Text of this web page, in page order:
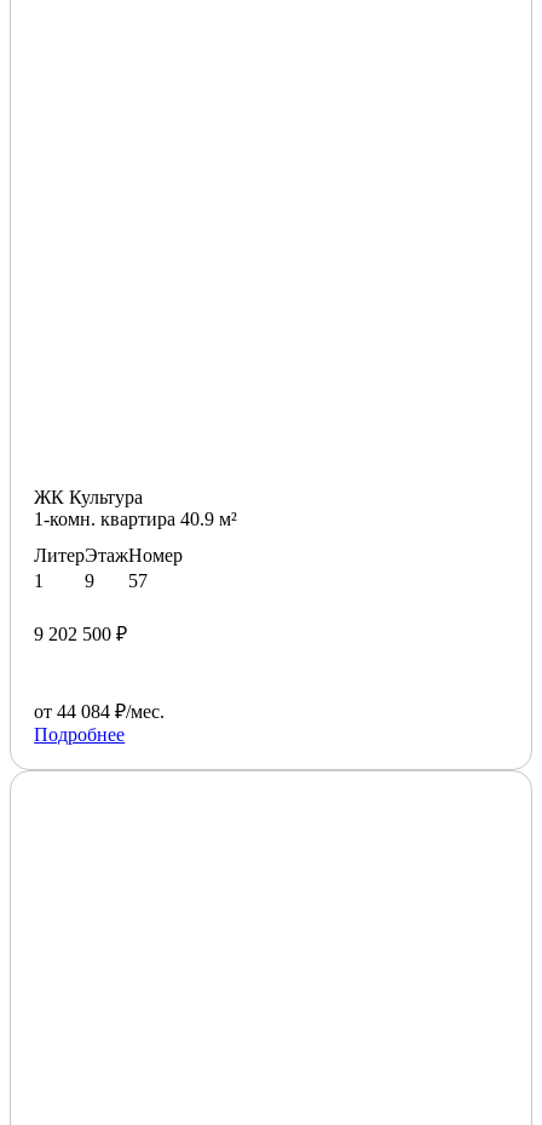
ЖК Культура
1-комн. квартира 40.9 м²
Литер
1
Этаж
9
Номер
57
9 202 500 ₽
от 44 084 ₽/мес.
Подробнее